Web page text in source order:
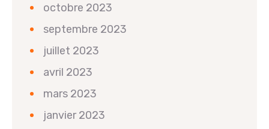
octobre 2023
septembre 2023
juillet 2023
avril 2023
mars 2023
janvier 2023